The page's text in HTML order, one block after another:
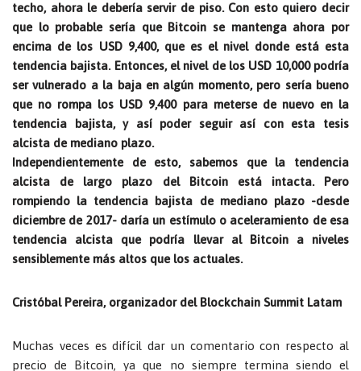
techo, ahora le debería servir de piso. Con esto quiero decir
que lo probable sería que Bitcoin se mantenga ahora por
encima de los USD 9,400, que es el nivel donde está esta
tendencia bajista. Entonces, el nivel de los USD 10,000 podría
ser vulnerado a la baja en algún momento, pero sería bueno
que no rompa los USD 9,400 para meterse de nuevo en la
tendencia bajista, y así poder seguir así con esta tesis
alcista de mediano plazo.
Independientemente de esto, sabemos que la tendencia
alcista de largo plazo del Bitcoin está intacta. Pero
rompiendo la tendencia bajista de mediano plazo -desde
diciembre de 2017- daría un estímulo o aceleramiento de esa
tendencia alcista que podría llevar al Bitcoin a niveles
sensiblemente más altos que los actuales.
Cristóbal Pereira, organizador del Blockchain Summit Latam
Muchas veces es difícil dar un comentario con respecto al
precio de Bitcoin, ya que no siempre termina siendo el